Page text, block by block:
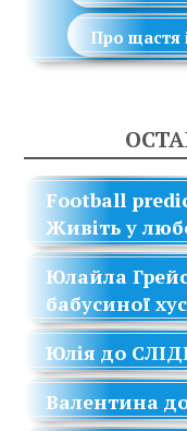
Про щастя
Football
Живіть у
Юлайла
бабусиної
Юлія до
Валентина